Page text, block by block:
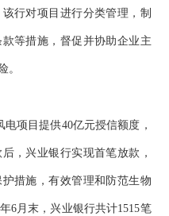
行对项目进行分类管理，制
等措施，督促并协助企业主
。
项目提供40亿元授信额度，
，兴业银行实现首笔放款，
措施，有效管理和防范生物
6月末，兴业银行共计1515笔